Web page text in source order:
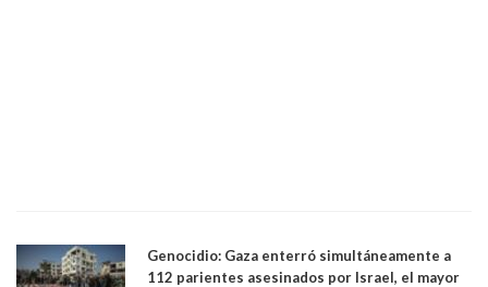
Genocidio: Gaza enterró simultáneamente a
112 parientes asesinados por Israel, el mayor